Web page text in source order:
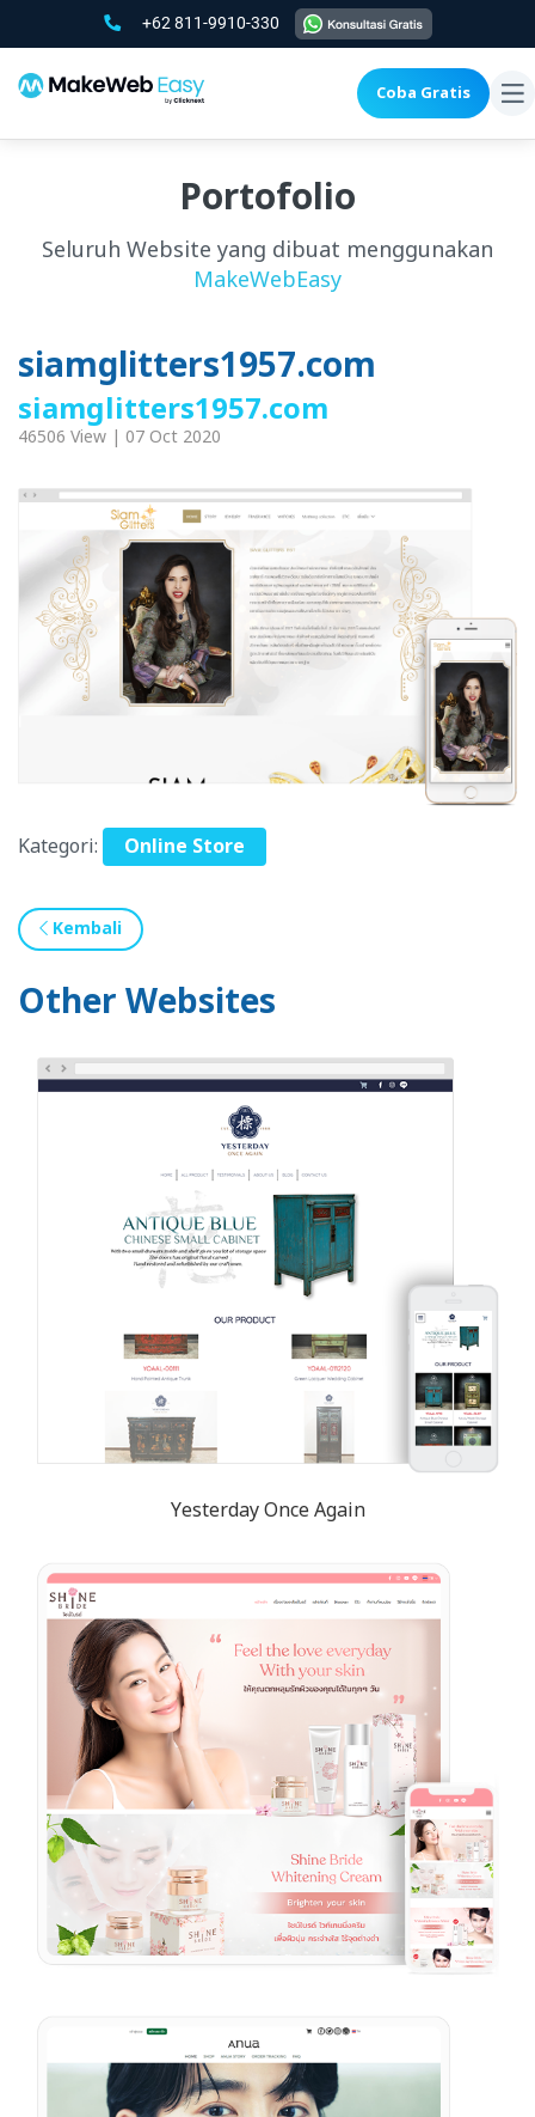
+62 811-9910-330
Coba Gratis
Portofolio
Seluruh Website yang dibuat menggunakan
MakeWebEasy
siamglitters1957.com
siamglitters1957.com
46506 View | 07 Oct 2020
Kategori: Online Store
Kembali
Other Websites
Yesterday Once Again